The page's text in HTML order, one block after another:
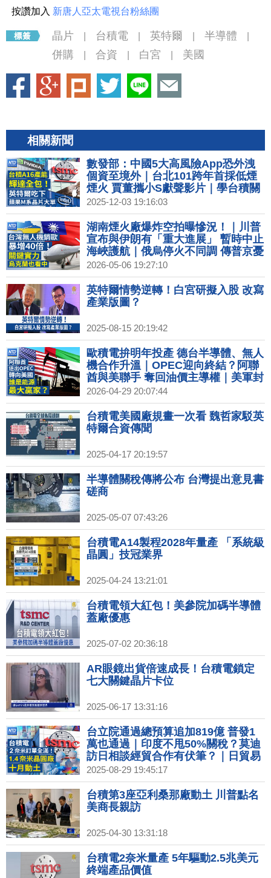
按讚加入 新唐人亞太電視台粉絲團
晶片 台積電 英特爾 半導體
併購 合資 白宮 美國
相關新聞
數發部：中國5大高風險App恐外洩
個資至境外｜台北101跨年首採低煙
煙火 賈董攜小S獻聲影片｜學台積關
鍵優勢？英特爾擁美國製造 將改變代
工生態？｜東京威力科創遭台檢起訴
涉未防員工竊取台積技術
2025-12-03 19:16:03
湖南煙火廠爆炸空拍曝慘況！｜川普
宣布與伊朗有「重大進展」 暫時中止
海峽護航｜俄烏停火不同調 傳普京憂
暗殺 躲地堡升級安保｜投資美國再加
碼？台積高層：為新機會做好準備｜
美網紅發起全民買下Spirit航空 不到
一週集資破億
2026-05-06 19:27:10
英特爾情勢逆轉！白宮研擬入股 改寫
產業版圖？
2025-08-15 20:19:42
歐積電拚明年投產 德台半導體、無人
機合作升溫｜OPEC迎向終結？阿聯
酋與美聯手 奪回油價主導權｜美軍封
鎖重創伊朗經濟 川普：德黑蘭處崩潰
狀態｜掩蓋經濟崩盤中共創新詞 乞討
者改稱流散人員｜空中計程車來了！
紐約首飛 機場到市區約十分鐘
2026-04-29 20:07:44
台積電美國廠規畫一次看 魏哲家駁英
特爾合資傳聞
2025-04-17 20:19:57
半導體關稅傳將公布 台灣提出意見書
磋商
2025-05-07 07:43:26
台積電A14製程2028年量產 「系統級
晶圓」技冠業界
2025-04-24 13:21:01
台積電領大紅包！美參院加碼半導體
蓋廠優惠
2025-07-02 20:36:18
AR眼鏡出貨倍速成長！台積電鎖定
七大關鍵晶片卡位
2025-06-17 13:31:16
台立院通過總預算追加819億 普發1
萬也通過｜印度不甩50%關稅？莫迪
訪日相談經貿合作有伏筆？｜日貿易
談判代表：川普關稅發布前 將再赴美
訪問｜泰勒絲經濟學超狂 訂婚照破3
千萬讚.求婚裙售罄
2025-08-29 19:45:17
台積第3座亞利桑那廠動土 川普點名
美商長親訪
2025-04-30 13:31:18
台積電2奈米量產 5年驅動2.5兆美元
終端產品價值